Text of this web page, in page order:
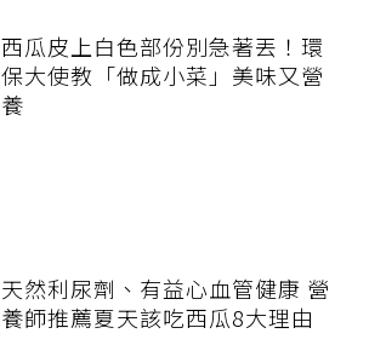
西瓜皮上白色部份別急著丟！環
保大使教「做成小菜」美味又營
養
天然利尿劑、有益心血管健康 營
養師推薦夏天該吃西瓜8大理由